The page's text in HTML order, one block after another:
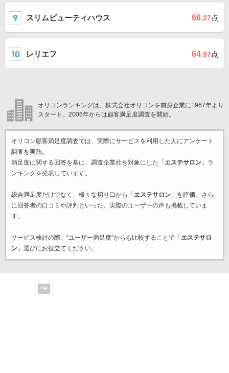
スリムビューティハウス 66.27点
レリエフ 64.97点
オリコンランキングは、株式会社オリコンを前身企業に1967年より
スタート。2006年からは顧客満足度調査を開始。
オリコン顧客満足度調査では、実際にサービスを利用した 人にアンケート
調査を実施。
満足度に関する回答を基に、調査企業社を対象にした「 エステサロン」ラ
ンキングを発表しています。
総合満足度だけでなく、様々な切り口から「 エステサロン」を評価。さら
に回答者の口コミや評判といった、実際のユーザーの声も掲載していま
す。
サービス検討の際、“ユーザー満足度”からも比較することで「 エステサロ
ン」選びにお役立てください。
PR